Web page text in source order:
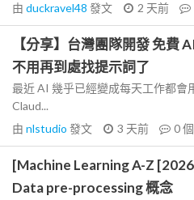
由 duckravel48 發文 2 天前
【分享】台灣團隊開發 免費
不用再到處找提示詞了
最近 AI 幾乎已經變成每天工作都會
Claud...
由 nlstudio 發文 3 天前 0
[Machine Learning A-Z
Data pre-processing 概念